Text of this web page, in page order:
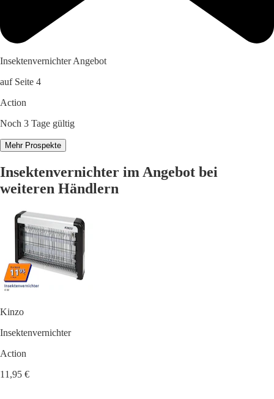
Insektenvernichter Angebot
auf Seite 4
Action
Noch 3 Tage gültig
Mehr Prospekte
Insektenvernichter im Angebot bei
weiteren Händlern
Kinzo
Insektenvernichter
Action
11,95 €